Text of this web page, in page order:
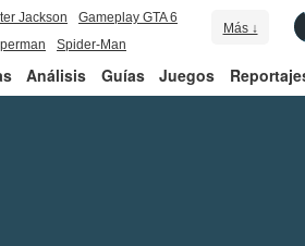
Jackson
Gameplay GTA 6
Spider-Man
Más ↓
Análisis Guías Juegos